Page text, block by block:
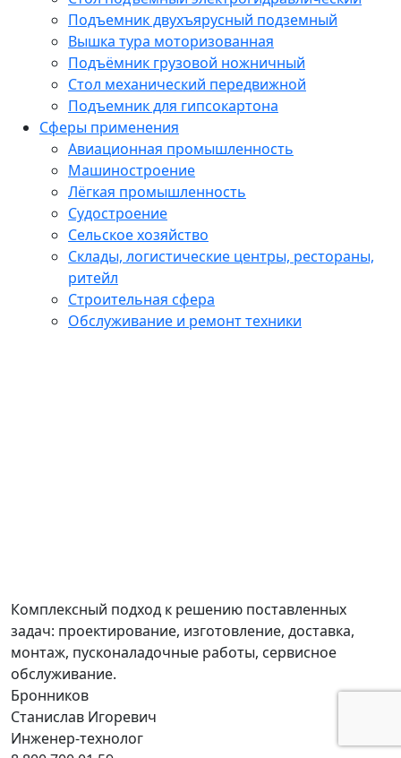
Подъемник двухъярусный подземный
Вышка тура моторизованная
Подъёмник грузовой ножничный
Стол механический передвижной
Подъемник для гипсокартона
Сферы применения
Авиационная промышленность
Машиностроение
Лёгкая промышленность
Судостроение
Сельское хозяйство
Склады, логистические центры, рестораны,
ритейл
Строительная сфера
Обслуживание и ремонт техники
Комплексный подход к решению поставленных
задач: проектирование, изготовление, доставка,
монтаж, пусконаладочные работы, сервисное
обслуживание.
Бронников
Станислав Игоревич
Инженер-технолог